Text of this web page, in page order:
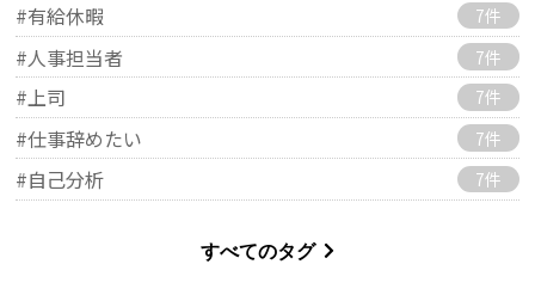
#有給休暇 7件
#人事担当者 7件
#上司 7件
#仕事辞めたい 7件
#自己分析 7件
すべてのタグ